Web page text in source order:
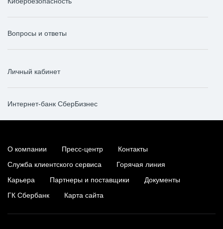
Вопросы и ответы
Личный кабинет
Интернет-банк СберБизнес
О компании Пресс-центр
Контакты
Служба клиентского сервиса
Горячая линия
Карьера
Партнеры и поставщики
Документы
ГК Сбербанк
Карта сайта